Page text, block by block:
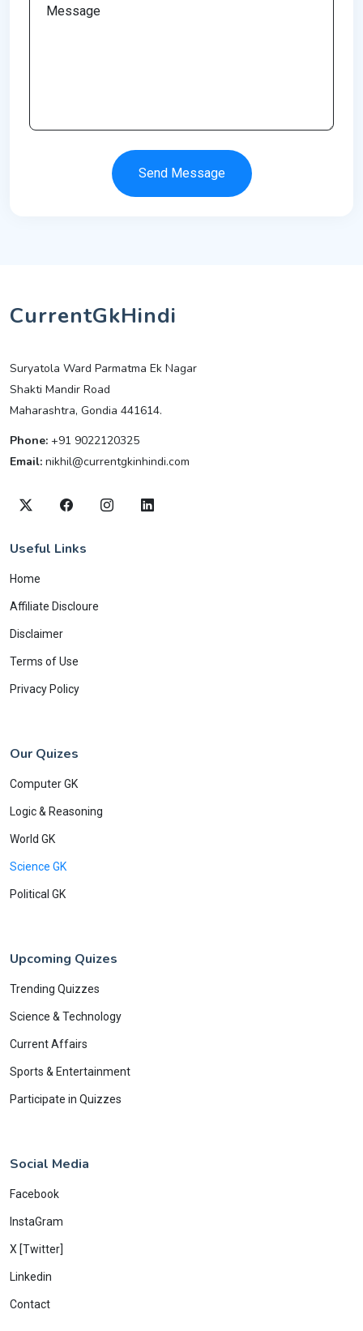
Send Message
CurrentGkHindi
Suryatola Ward Parmatma Ek Nagar
Shakti Mandir Road
Maharashtra, Gondia 441614.
Phone: +91 9022120325
Email: nikhil@currentgkinhindi.com
Useful Links
Home
Affiliate Discloure
Disclaimer
Terms of Use
Privacy Policy
Our Quizes
Computer GK
Logic & Reasoning
World GK
Science GK
Political GK
Upcoming Quizes
Trending Quizzes
Science & Technology
Current Affairs
Sports & Entertainment
Participate in Quizzes
Social Media
Facebook
InstaGram
X [Twitter]
Linkedin
Contact